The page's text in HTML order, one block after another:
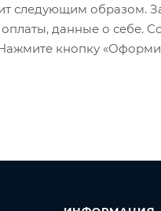
следующим образом.
данные о себе.
кнопку